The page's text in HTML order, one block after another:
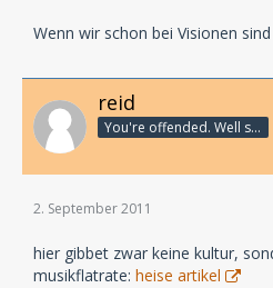
Wenn wir schon bei Visionen
reid
You're offended. Well so fucking what?
2. September 2011
hier gibbet zwar keine kultur,
musikflatrate: heise artikel